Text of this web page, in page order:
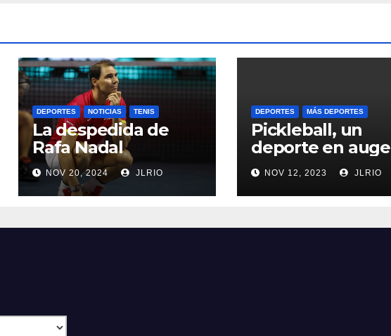
DEPORTES NOTICIAS TENIS
La despedida de
Rafa Nadal
NOV 20, 2024 JLRIO
DEPORTES MÁS DEPORTES
Pickleball, un
deporte en auge
NOV 12, 2023 JLRIO